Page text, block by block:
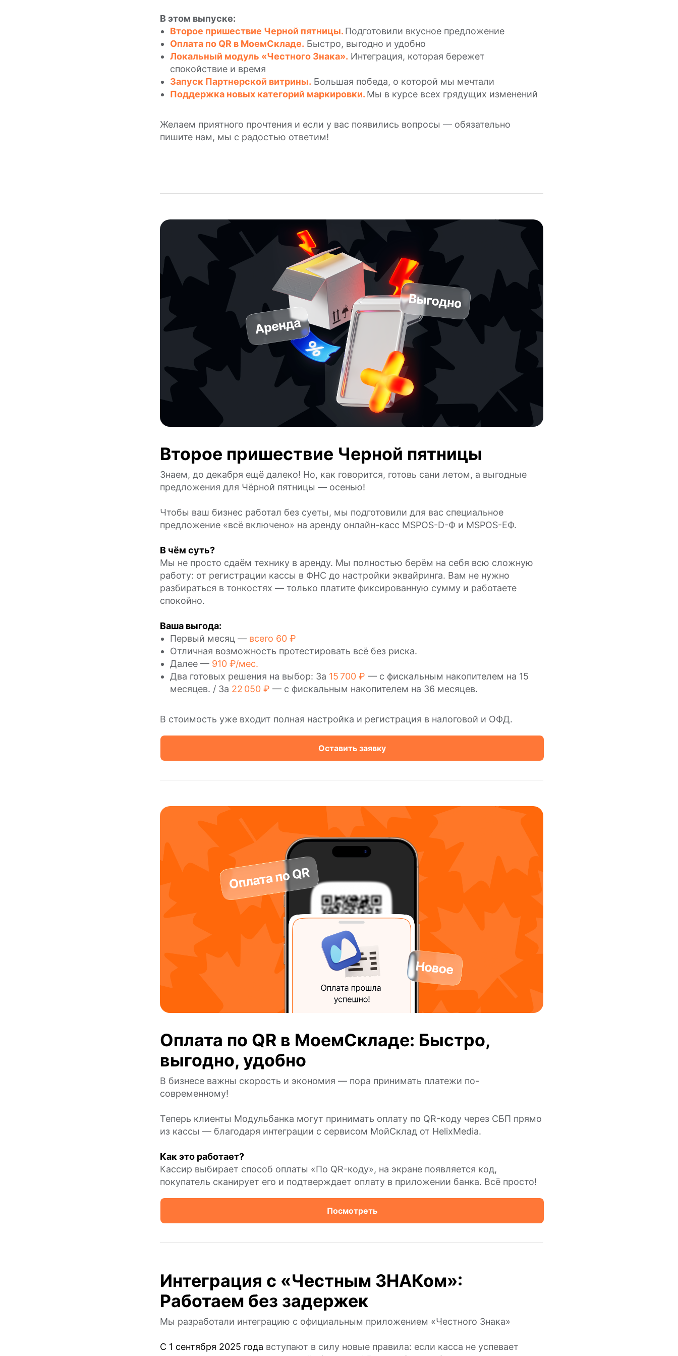
В этом выпуске:
Второе пришествие Черной пятницы. Подготовили вкусное предложение
Оплата по QR в МоемСкладе. Быстро, выгодно и удобно
Локальный модуль «Честного Знака». Интеграция, которая бережет
спокойствие и время
Запуск Партнерской витрины. Большая победа, о которой мы мечтали
Поддержка новых категорий маркировки. Мы в курсе всех грядущих изменений
Желаем приятного прочтения и если у вас появились вопросы — обязательно
пишите нам, мы с радостью ответим!
Второе пришествие Черной пятницы
Знаем, до декабря ещё далеко! Но, как говорится, готовь сани летом, а выгодные
предложения для Чёрной пятницы — осенью!
Чтобы ваш бизнес работал без суеты, мы подготовили для вас специальное
предложение «всё включено» на аренду онлайн-касс MSPOS-D-Ф и MSPOS-EФ.
В чём суть?
Мы не просто сдаём технику в аренду. Мы полностью берём на себя всю сложную
работу: от регистрации кассы в ФНС до настройки эквайринга. Вам не нужно
разбираться в тонкостях — только платите фиксированную сумму и работаете
спокойно.
Ваша выгода:
Первый месяц — всего 60 ₽
Отличная возможность протестировать всё без риска.
Далее — 910 ₽/мес.
Два готовых решения на выбор: За 15 700 ₽ — с фискальным накопителем на 15
месяцев. / За 22 050 ₽ — с фискальным накопителем на 36 месяцев.
В стоимость уже входит полная настройка и регистрация в налоговой и ОФД.
Оставить заявку
Оплата по QR в МоемСкладе: Быстро,
выгодно, удобно
В бизнесе важны скорость и экономия — пора принимать платежи по-
современному!
Теперь клиенты Модульбанка могут принимать оплату по QR-коду через СБП прямо
из кассы — благодаря интеграции с сервисом МойСклад от HelixMedia.
Как это работает?
Кассир выбирает способ оплаты «По QR-коду», на экране появляется код,
покупатель сканирует его и подтверждает оплату в приложении банка. Всё просто!
Посмотреть
Интеграция с «Честным ЗНАКом»:
Работаем без задержек
Мы разработали интеграцию с официальным приложением «Честного Знака»
С 1 сентября 2025 года вступают в силу новые правила: если касса не успевает